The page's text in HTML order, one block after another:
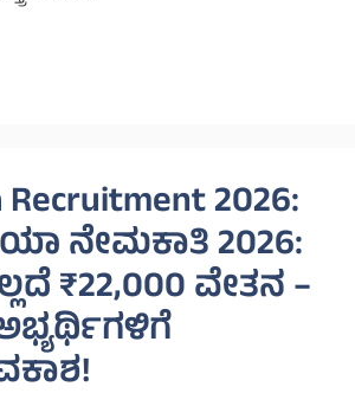
Recruitment 2026:
ನೇಮಕಾತಿ 2026:
₹22,000 ವೇತನ –